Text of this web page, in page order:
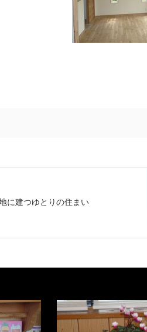
に建つゆとりの住まい